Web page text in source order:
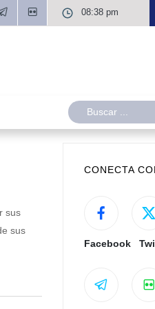
08:38 pm
sus
sus
CONECTA
Facebook